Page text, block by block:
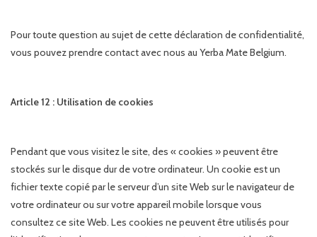
Pour toute question au sujet de cette déclaration de confidentialité,
vous pouvez prendre contact avec nous au Yerba Mate Belgium.
Article 12 : Utilisation de cookies
Pendant que vous visitez le site, des « cookies » peuvent être
stockés sur le disque dur de votre ordinateur. Un cookie est un
fichier texte copié par le serveur d’un site Web sur le navigateur de
votre ordinateur ou sur votre appareil mobile lorsque vous
consultez ce site Web. Les cookies ne peuvent être utilisés pour